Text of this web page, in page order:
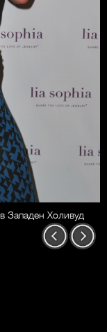
Западен Холивуд